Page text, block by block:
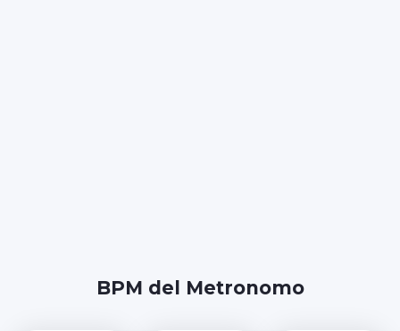
BPM del Metronomo